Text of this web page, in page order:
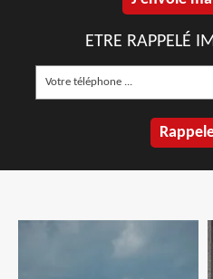
ETRE RAPPELÉ